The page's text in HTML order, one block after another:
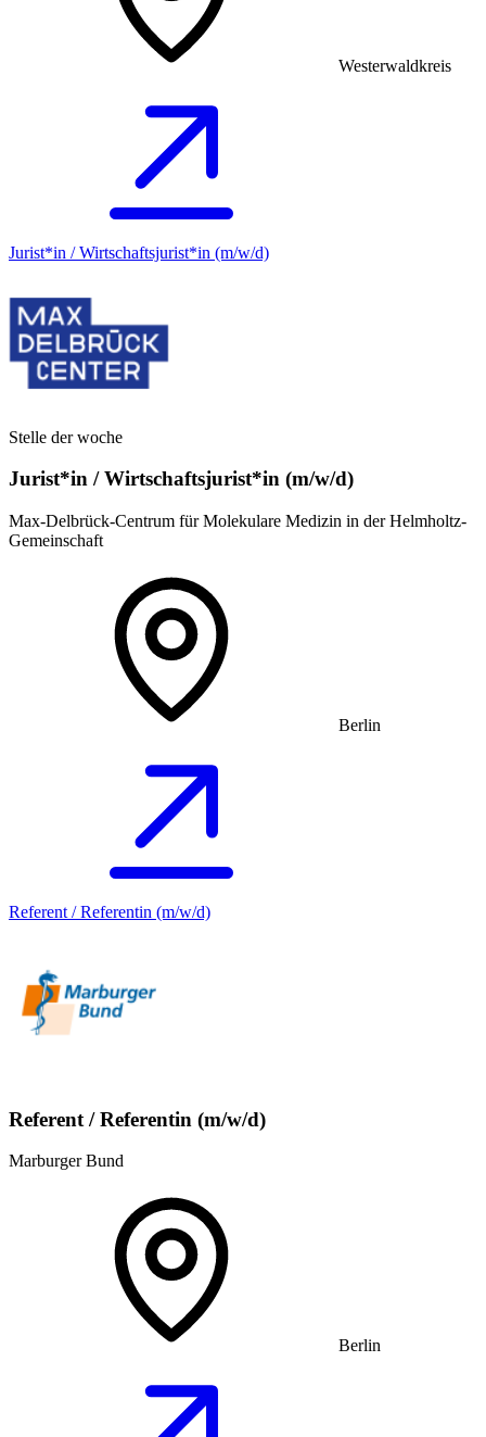
Westerwaldkreis
Jurist*in / Wirtschafts­jurist*in (m/w/d)
Stelle der woche
Jurist*in / Wirtschafts­jurist*in (m/w/d)
Max-Delbrück-Centrum für Molekulare Medizin in der Helmholtz-
Gemeinschaft
Berlin
Referent / Referentin (m/w/d)
Referent / Referentin (m/w/d)
Marburger Bund
Berlin